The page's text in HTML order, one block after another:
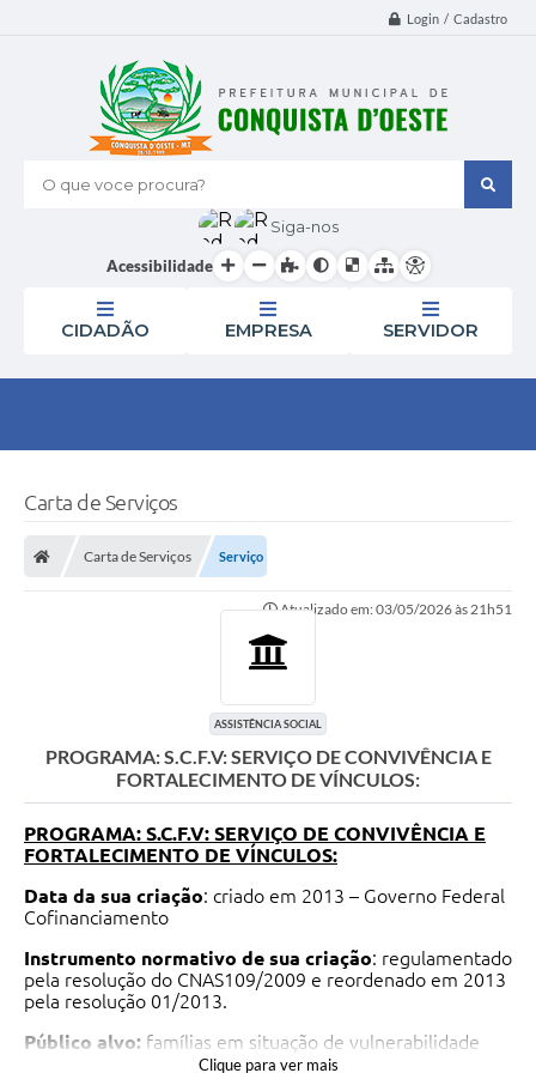
Login / Cadastro
O que voce procura?
Siga-nos
Acessibilidade
CIDADÃO EMPRESA SERVIDOR
Carta de Serviços
Carta de Serviços Serviço
Atualizado em: 03/05/2026 às 21h51
ASSISTÊNCIA SOCIAL
PROGRAMA: S.C.F.V: SERVIÇO DE CONVIVÊNCIA E
FORTALECIMENTO DE VÍNCULOS:
PROGRAMA: S.C.F.V: SERVIÇO DE CONVIVÊNCIA E
FORTALECIMENTO DE VÍNCULOS:
Data da sua criação: criado em 2013 – Governo Federal
Cofinanciamento
Instrumento normativo de sua criação: regulamentado
pela resolução do CNAS109/2009 e reordenado em 2013
pela resolução 01/2013.
Público alvo: famílias em situação de vulnerabilidade
social, previnem a institucionalização e a segregação de
Clique para ver mais